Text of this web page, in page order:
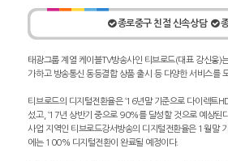
종로중구 친절 신속상담
태광그룹 계열 케이블TV방송사인 티브로드(대표 강신웅)
가하고 방송통신 동등결합 상품 출시 등 다양한 서비스를
티브로드의 디지털전환율은 ‘16년말 기준으로 다이렉트
섰고, ‘17년 상반기 중으로 90%를 달성할 것으로 예상된
사업 지역인 티브로드강서방송의 디지털전환율은 1월말
에는 100% 디지털전환이 완료될 예정이다.